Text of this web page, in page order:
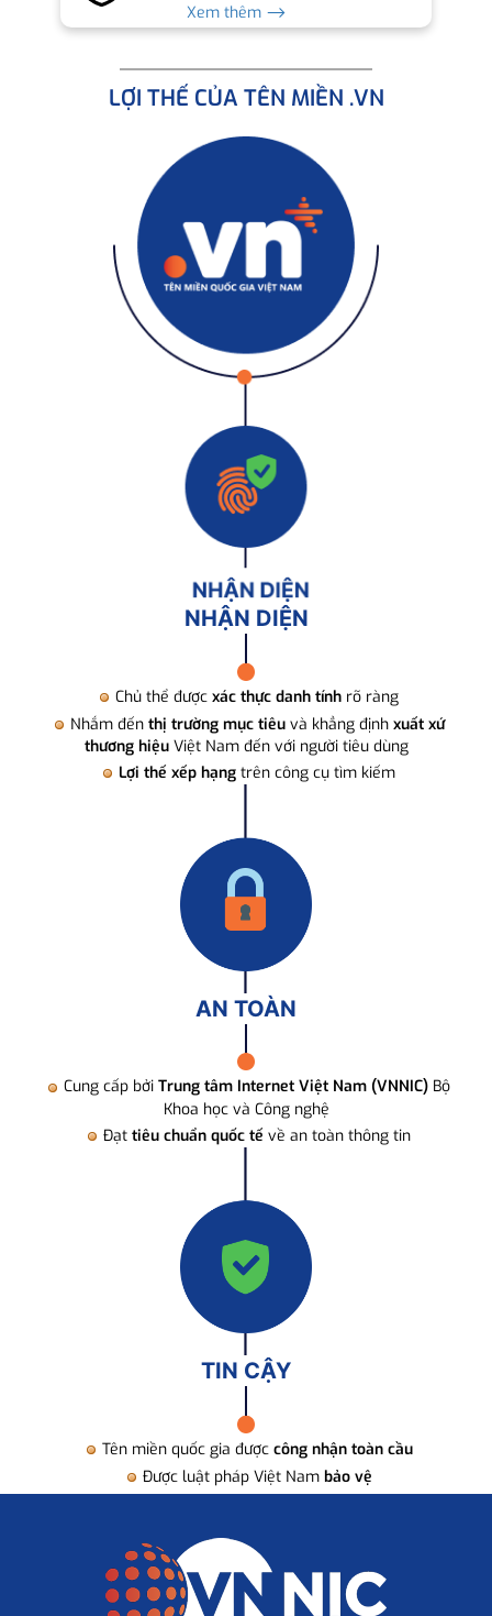
Xem thêm ⟶
LỢI THẾ CỦA TÊN MIỀN .VN
NHẬN DIỆN
Chủ thể được xác thực danh tính rõ ràng
Nhắm đến thị trường mục tiêuvà khẳng định xuất xứ
thương hiệuViệt Nam đến với người tiêu dùng
Lợi thế xếp hạng trên công cụ tìm kiếm
AN TOÀN
Cung cấp bởi Trung tâm Internet Việt Nam (VNNIC) Bộ
Khoa học và Công nghệ
Đạt tiêu chuẩn quốc tế về an toàn thông tin
TIN CẬY
Tên miền quốc gia được công nhận toàn cầu
Được luật pháp Việt Nam bảo vệ